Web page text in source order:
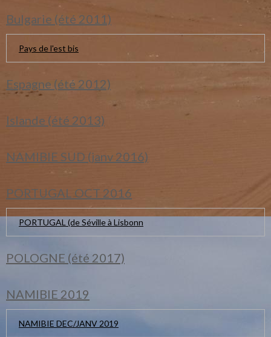
Bulgarie (été 2011)
Pays de l'est bis
Espagne (été 2012)
Islande (été 2013)
NAMIBIE SUD (janv 2016)
PORTUGAL OCT 2016
PORTUGAL (de Séville à Lisbonn
POLOGNE (été 2017)
NAMIBIE 2019
NAMIBIE DEC/JANV 2019